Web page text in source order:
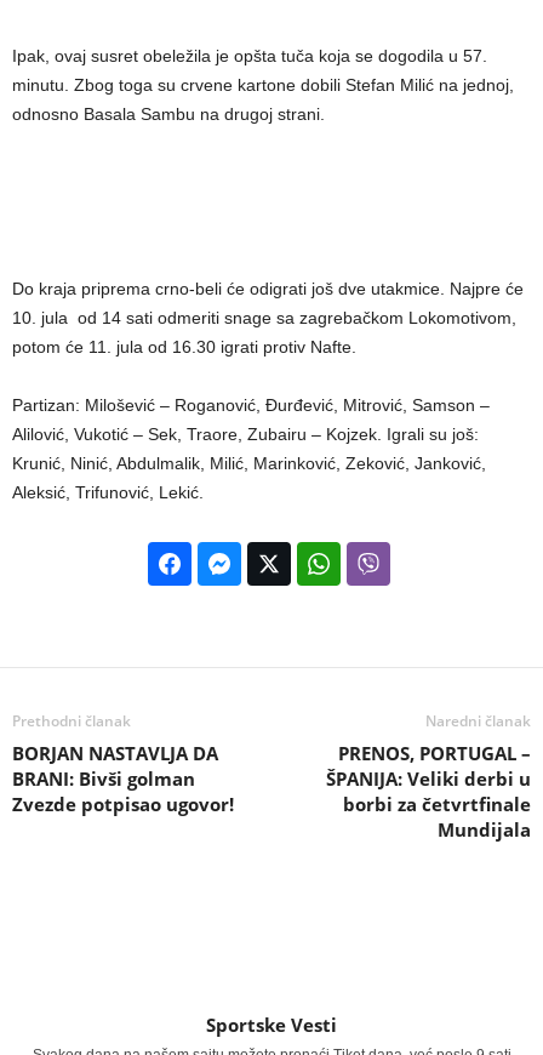
Ipak, ovaj susret obeležila je opšta tuča koja se dogodila u 57.
minutu. Zbog toga su crvene kartone dobili Stefan Milić na jednoj,
odnosno Basala Sambu na drugoj strani.
Do kraja priprema crno-beli će odigrati još dve utakmice. Najpre će
10. jula od 14 sati odmeriti snage sa zagrebačkom Lokomotivom,
potom će 11. jula od 16.30 igrati protiv Nafte.
Partizan: Milošević – Roganović, Đurđević, Mitrović, Samson –
Alilović, Vukotić – Sek, Traore, Zubairu – Kojzek. Igrali su još:
Krunić, Ninić, Abdulmalik, Milić, Marinković, Zeković, Janković,
Aleksić, Trifunović, Lekić.
Prethodni članak
BORJAN NASTAVLJA DA
BRANI: Bivši golman
Zvezde potpisao ugovor!
Naredni članak
PRENOS, PORTUGAL –
ŠPANIJA: Veliki derbi u
borbi za četvrtfinale
Mundijala
Sportske Vesti